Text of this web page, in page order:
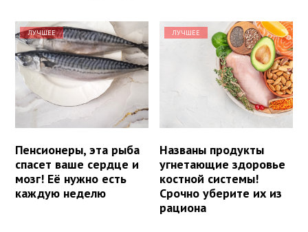
ЛУЧШЕЕ
Пенсионеры, эта рыба
спасет ваше сердце и
мозг! Её нужно есть
каждую неделю
ЛУЧШЕЕ
Названы продукты
угнетающие здоровье
костной системы!
Срочно уберите их из
рациона